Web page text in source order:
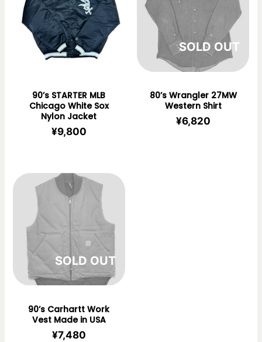
90’s STARTER MLB
Chicago White Sox
Nylon Jacket
¥9,800
在庫切れ
80’s Wrangler 27MW
Western Shirt
¥6,820
在庫切れ
90’s Carhartt Work
Vest Made in USA
¥7,480